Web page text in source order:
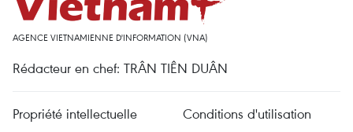
AGENCE VIETNAMIENNE D'INFORMATION (VNA)
Rédacteur en chef: TRÂN TIÊN DUÂN
Propriété intellectuelle
Conditions d'utilisation